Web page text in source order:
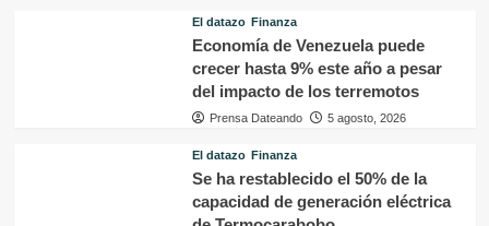
El datazo Finanza
Economía de Venezuela puede
crecer hasta 9% este año a pesar
del impacto de los terremotos
Prensa Dateando 5 agosto, 2026
El datazo Finanza
Se ha restablecido el 50% de la
capacidad de generación eléctrica